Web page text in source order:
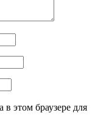
этом браузере для